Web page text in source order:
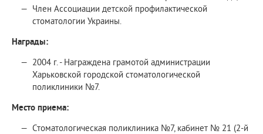
Член Ассоциации детской профилактической
стоматологии Украины.
Награды:
2004 г. - Награждена грамотой администрации
Харьковской городской стоматологической
поликлиники №7.
Место приема:
Стоматологическая поликлиника №7, кабинет № 21 (2-й